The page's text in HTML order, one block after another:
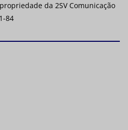
da 2SV Comunicação
84